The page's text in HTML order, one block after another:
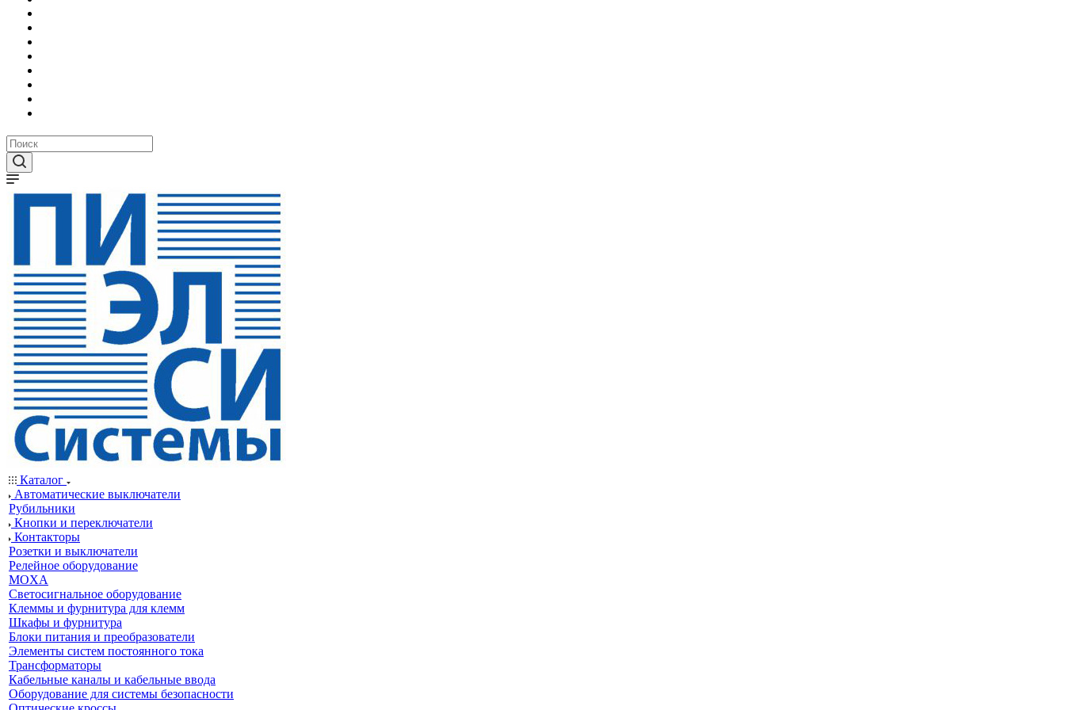
Каталог
Автоматические выключатели
Рубильники
Кнопки и переключатели
Контакторы
Розетки и выключатели
Релейное оборудование
MOXA
Светосигнальное оборудование
Клеммы и фурнитура для клемм
Шкафы и фурнитура
Блоки питания и преобразователи
Элементы систем постоянного тока
Трансформаторы
Кабельные каналы и кабельные ввода
Оборудование для системы безопасности